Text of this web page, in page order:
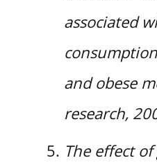
associated
and obese
research,
The effect